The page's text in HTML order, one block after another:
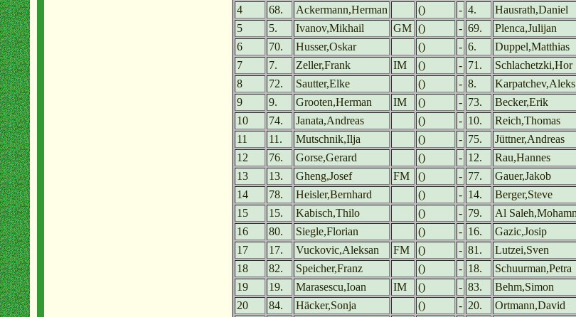
4
68. Ackermann,Herman () - 4. Hausrath,Daniel
5
5. Ivanov,Mikhail GM () - 69. Plenca,Julijan
6
70. Husser,Oskar () - 6. Duppel,Matthias
7
7. Zeller,Frank IM () - 71. Schlachetzki,Hor
8
72. Sautter,Elke () - 8. Karpatchev,Aleks
9
9. Grooten,Herman IM () - 73. Becker,Erik
10
74. Janata,Andreas () - 10. Reich,Thomas
11
11. Mutschnik,Ilja () - 75. Jüttner,Andreas
12
76. Gorse,Gerard () - 12. Rau,Hannes
13
13. Gheng,Josef FM () - 77. Gauer,Jakob
14
78. Heisler,Bernhard () - 14. Berger,Steve
15
15. Kabisch,Thilo () - 79. Al
16
80. Siegle,Florian () - 16. Gazic,Josip
17
17. Vuckovic,Aleksan FM () - 81. Lutzei,Sven
18
82. Speicher,Franz () - 18. Schuurman,Petra
19
19. Marasescu,Ioan IM () - 83. Behm,Simon
20
84. Häcker,Sonja () - 20. Ortmann,David